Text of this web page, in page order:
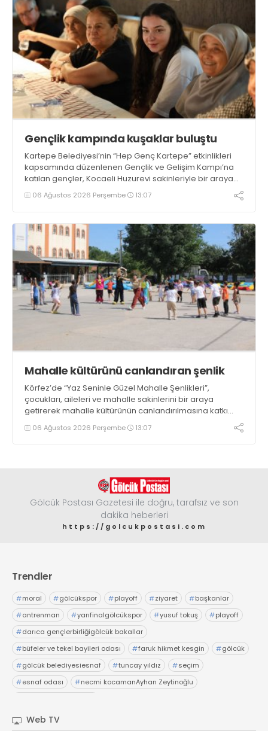
Gençlik kampında kuşaklar buluştu
Kartepe Belediyesi’nin “Hep Genç Kartepe” etkinlikleri
kapsamında düzenlenen Gençlik ve Gelişim Kampı’na
katılan gençler, Kocaeli Huzurevi sakinleriyle bir araya
geldi06 Ağustos 2026 Perşembe 13:07
Mahalle kültürünü canlandıran şenlik
Körfez’de “Yaz Seninle Güzel Mahalle Şenlikleri”,
çocukları, aileleri ve mahalle sakinlerini bir araya
getirerek mahalle kültürünün canlandırılmasına katkı
sağlıyor
06 Ağustos 2026 Perşembe 13:07
Gölcük Postası Gazetesi ile doğru, tarafsız ve son
dakika heberleri
https://golcukpostasi.com
Trendler
#moral #gölcükspor #playoff #ziyaret #başkanlar
#antrenman #yarıfinalgölcükspor #yusuf tokuş #playoff
#darıca gençlerbirliğigölcük bakallar
#büfeler ve tekel bayileri odası #faruk hikmet kesgin #gölcük
#gölcük belediyesiesnaf #tuncay yıldız #seçim
#esnaf odası #necmi kocamanAyhan Zeytinoğlu
Web TV